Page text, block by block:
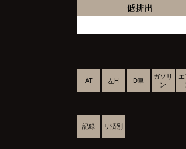
低排出
-
AT 左H D車
ガソリ
ン
エ
記録 リ済別